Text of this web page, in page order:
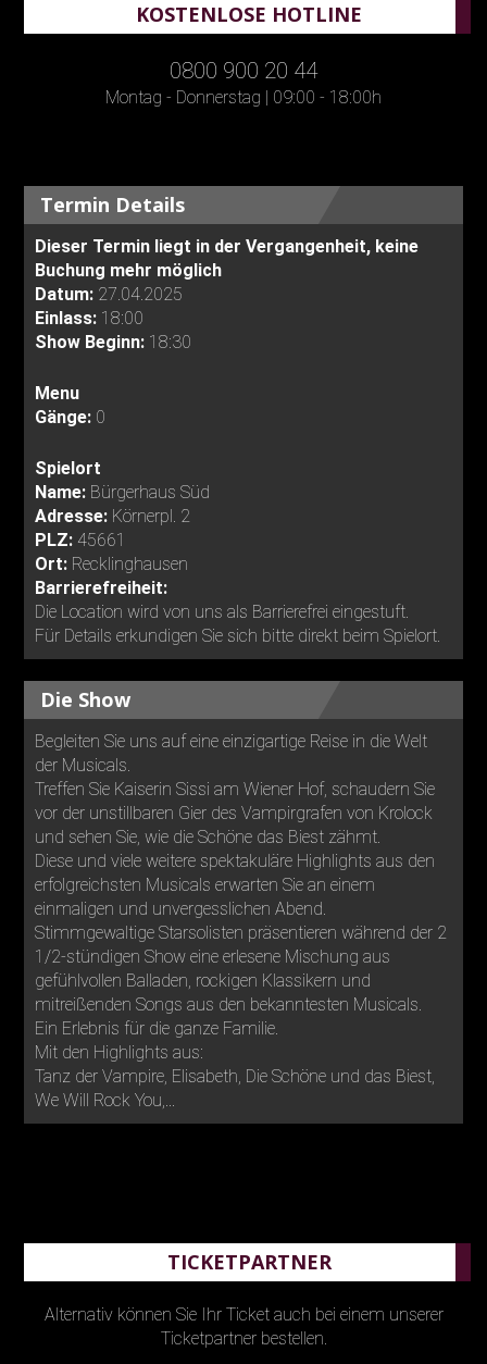
KOSTENLOSE HOTLINE
0800 900 20 44
Montag - Donnerstag | 09:00 - 18:00h
Termin Details
Dieser Termin liegt in der Vergangenheit, keine
Buchung mehr möglich
Datum: 27.04.2025
Einlass: 18:00
Show Beginn: 18:30
Menu
Gänge: 0
Spielort
Name: Bürgerhaus Süd
Adresse: Körnerpl. 2
PLZ: 45661
Ort: Recklinghausen
Barrierefreiheit:
Die Location wird von uns als Barrierefrei eingestuft.
Für Details erkundigen Sie sich bitte direkt beim Spielort.
Die Show
Begleiten Sie uns auf eine einzigartige Reise in die Welt
der Musicals.
Treffen Sie Kaiserin Sissi am Wiener Hof, schaudern Sie
vor der unstillbaren Gier des Vampirgrafen von Krolock
und sehen Sie, wie die Schöne das Biest zähmt.
Diese und viele weitere spektakuläre Highlights aus den
erfolgreichsten Musicals erwarten Sie an einem
einmaligen und unvergesslichen Abend.
Stimmgewaltige Starsolisten präsentieren während der 2
1/2-stündigen Show eine erlesene Mischung aus
gefühlvollen Balladen, rockigen Klassikern und
mitreißenden Songs aus den bekanntesten Musicals.
Ein Erlebnis für die ganze Familie.
Mit den Highlights aus:
Tanz der Vampire, Elisabeth, Die Schöne und das Biest,
We Will Rock You,...
TICKETPARTNER
Alternativ können Sie Ihr Ticket auch bei einem unserer
Ticketpartner bestellen.